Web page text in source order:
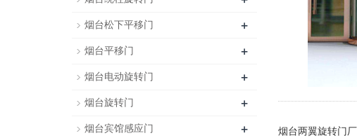
烟台两翼旋转门
烟台松下平移门 +
烟台平移门 +
烟台电动旋转门 +
烟台旋转门 +
烟台宾馆感应门 +